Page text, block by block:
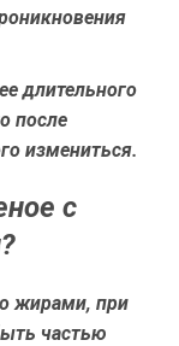
длительного
после
измениться.
с
жирами, при
частью